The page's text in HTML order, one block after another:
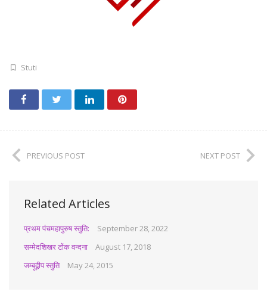
Stuti
PREVIOUS POST NEXT POST
Related Articles
प्रथम पंचमहापुरुष स्तुति:
September 28, 2022
सम्मेदशिखर टोंक वन्दना
August 17, 2018
जम्बूद्वीप स्तुति
May 24, 2015